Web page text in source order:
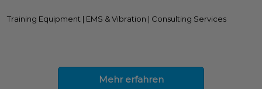
Training Equipment | EMS & Vibration | Consulting Services
Mehr erfahren